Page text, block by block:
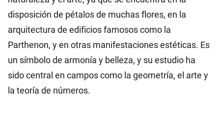
disposición de pétalos de muchas flores, en la
arquitectura de edificios famosos como la
Parthenon, y en otras manifestaciones estéticas. Es
un símbolo de armonía y belleza, y su estudio ha
sido central en campos como la geometría, el arte y
la teoría de números.